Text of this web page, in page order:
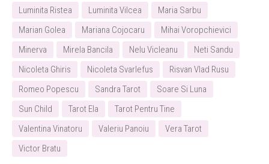
Luminita Ristea
Luminita Vilcea
Maria Sarbu
Marian Golea
Mariana Cojocaru
Mihai Voropchievici
Minerva
Mirela Bancila Nelu Vicleanu
Neti Sandu
Nicoleta Ghiris
Nicoleta Svarlefus
Risvan Vlad Rusu
Romeo Popescu
Sandra Tarot
Soare Si Luna
Sun Child
Tarot Ela
Tarot Pentru Tine
Valentina Vinatoru
Valeriu Panoiu
Vera Tarot
Victor Bratu